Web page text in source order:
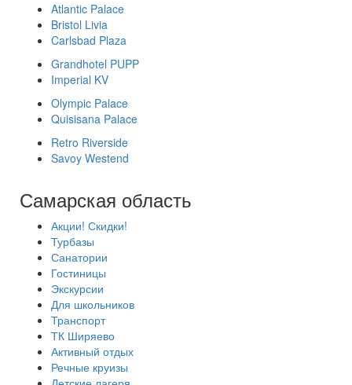
Atlantic Palace
Bristol Livia
Carlsbad Plaza
Grandhotel PUPP
Imperial KV
Olympic Palace
Quisisana Palace
Retro Riverside
Savoy Westend
Самарская область
Акции! Скидки!
Турбазы
Санатории
Гостиницы
Экскурсии
Для школьников
Транспорт
ТК Ширяево
Активный отдых
Речные круизы